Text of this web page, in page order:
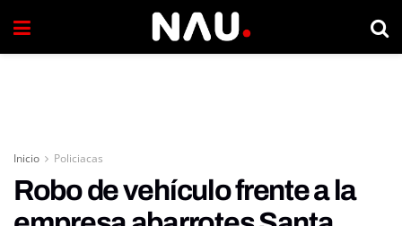
Inicio Policiacas
Robo de vehículo frente a la